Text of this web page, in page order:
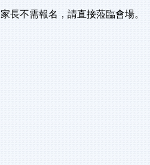
長不需報名，請直接蒞臨會場。